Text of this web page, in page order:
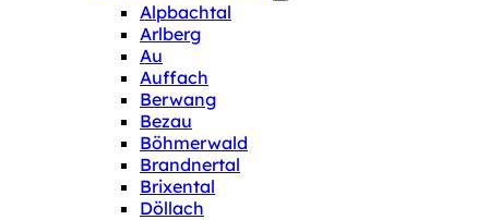
Alpbachtal
Arlberg
Au
Auffach
Berwang
Bezau
Böhmerwald
Brandnertal
Brixental
Döllach